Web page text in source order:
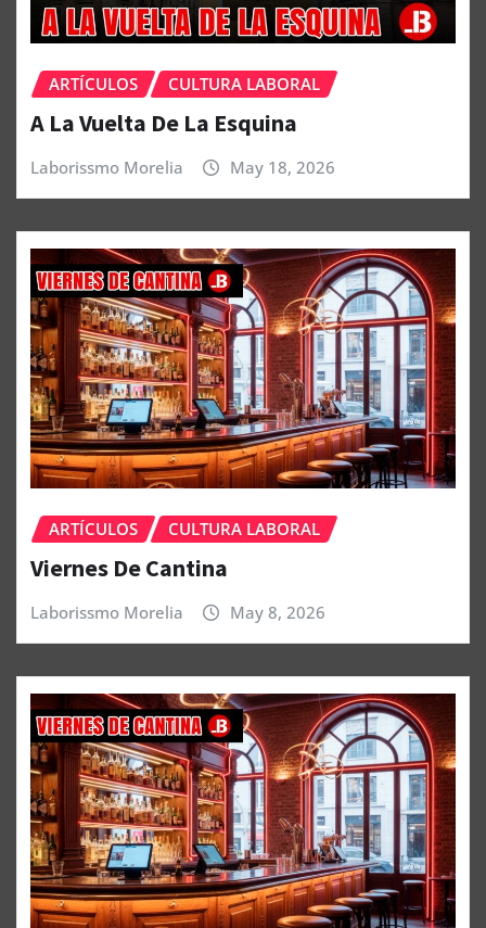
ARTÍCULOS CULTURA LABORAL
A La Vuelta De La Esquina
Laborissmo Morelia May 18, 2026
ARTÍCULOS CULTURA LABORAL
Viernes De Cantina
Laborissmo Morelia May 8, 2026